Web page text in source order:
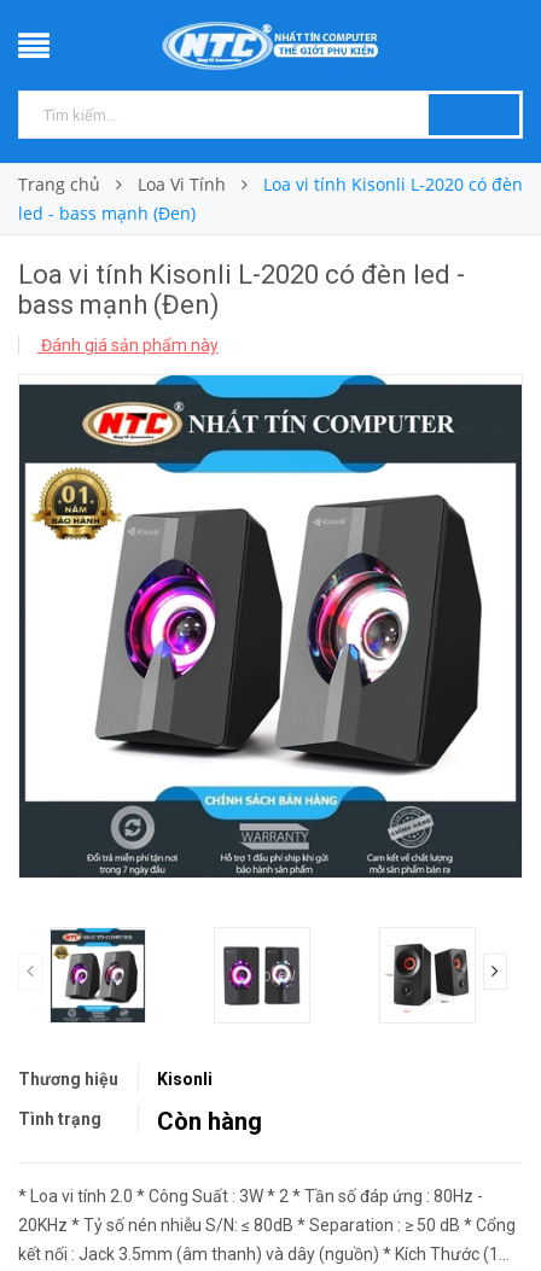
Trang chủ Loa Vi Tính
Loa vi tính Kisonli L-2020 có đèn
led - bass mạnh (Đen)
Loa vi tính Kisonli L-2020 có đèn led -
bass mạnh (Đen)
Đánh giá sản phẩm này
prev
Thương hiệu Kisonli
Tình trạng Còn hàng
* Loa vi tính 2.0 * Công Suất : 3W * 2 * Tần số đáp ứng : 80Hz -
20KHz * Tỷ số nén nhiễu S/N: ≤ 80dB * Separation : ≥ 50 dB * Cổng
kết nối : Jack 3.5mm (âm thanh) và dây (nguồn) * Kích Thước (1